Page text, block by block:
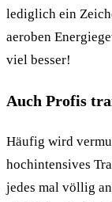
lediglich ein
aeroben
viel besser!
Auch Profis
Häufig wird
hochintensives
jedes mal völlig